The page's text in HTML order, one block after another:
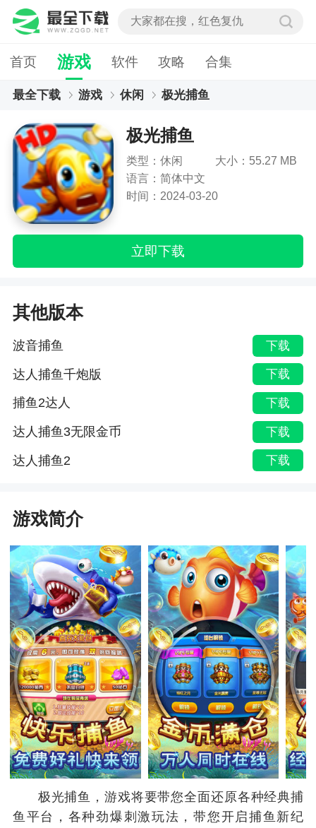
首页 游戏 软件 攻略 合集
最全下载 游戏 休闲 极光捕鱼
极光捕鱼
类型：休闲
大小：55.27 MB
语言：简体中文
时间：2024-03-20
立即下载
其他版本
波音捕鱼 下载
达人捕鱼千炮版 下载
捕鱼2达人 下载
达人捕鱼3无限金币 下载
达人捕鱼2 下载
游戏简介
极光捕鱼，游戏将要带您全面还原各种经典捕
鱼平台，各种劲爆刺激玩法，带您开启捕鱼新纪